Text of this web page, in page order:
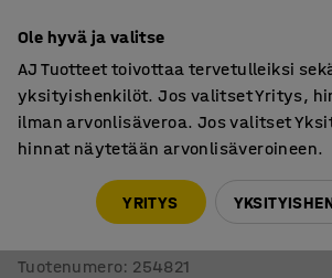
Muovilaatikko WHYTE
Tuotenumero: 254821
Ole hyvä ja valitse
AJ Tuotteet toivottaa tervetulleiksi
yksityishenkilöt. Jos valitset Yritys,
ilman arvonlisäveroa. Jos valitset
hinnat näytetään arvonlisäveroineen.
YRITYS